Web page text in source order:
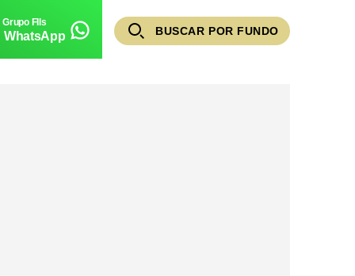
WhatsApp BUSCAR POR FUNDO